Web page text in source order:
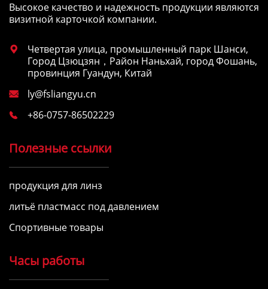
Высокое качество и надежность продукции являются
визитной карточкой компании.

Четвертая улица, промышленный парк Шанси,
Город Цзюцзян，Район Наньхай, город Фошань,
провинция Гуандун, Китай
 ly@fsliangyu.cn
 +86-0757-86502229
Полезные ссылки
продукция для линз
литьё пластмасс под давлением
Спортивные товары
Часы работы